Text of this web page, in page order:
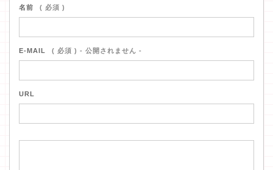
名前 ( 必須 )
E-MAIL ( 必須 ) - 公開されません -
URL